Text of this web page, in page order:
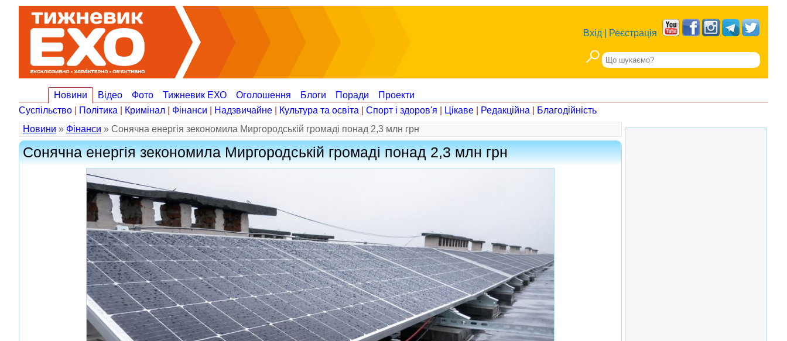
Вхід Реєстрація
Новини Відео Фото Тижневик ЕХО Оголошення Блоги Поради
Проекти
Суспільство
Політика Кримінал Фінанси Надзвичайне Культура та освіта Спорт і здоров'я Цікаве Редакційна
Благодійність
Новини » Фінанси » Сонячна енергія зекономила Миргородській громаді понад 2,3 млн грн
Сонячна енергія зекономила Миргородській громаді понад 2,3 млн грн